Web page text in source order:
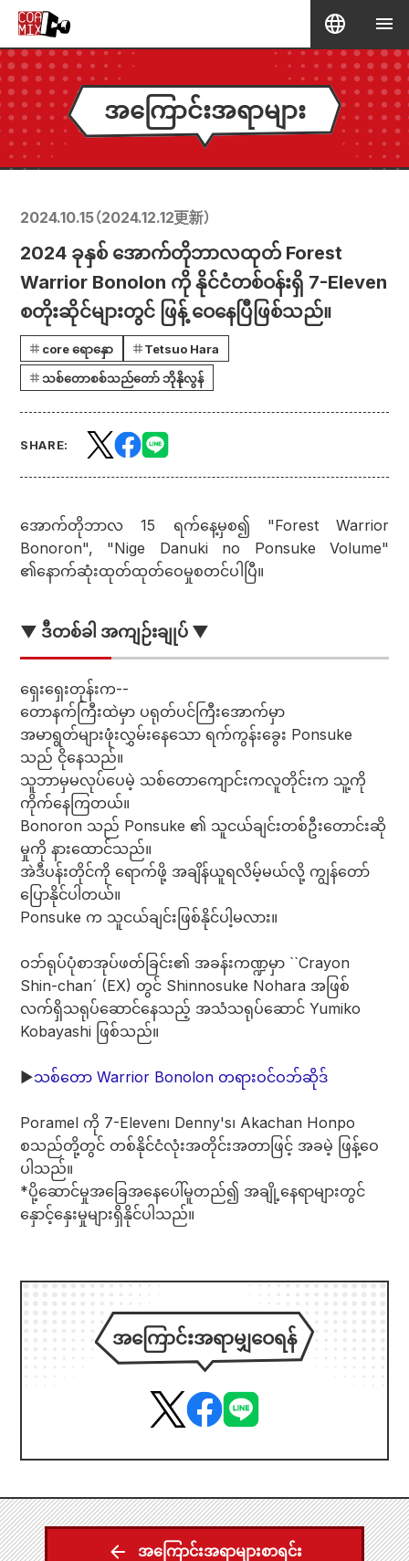
အကြောင်းအရာများ
2024.10.15（2024.12.12更新）
2024 ခုနှစ် အောက်တိုဘာလထုတ် Forest
Warrior Bonolon ကို နိုင်ငံတစ်ဝန်းရှိ 7-Eleven
စတိုးဆိုင်များတွင် ဖြန့် ဝေနေပြီဖြစ်သည်။
core ရောနှော
Tetsuo Hara
သစ်တောစစ်သည်တော် ဘိုနိုလွန်
SHARE:
အောက်တိုဘာလ 15 ရက်နေ့မှစ၍ "Forest Warrior
Bonoron", "Nige Danuki no Ponsuke Volume"
၏နောက်ဆုံးထုတ်ထုတ်ဝေမှုစတင်ပါပြီ။
▼ ဒီတစ်ခါ အကျဉ်းချုပ် ▼
ရှေးရှေးတုန်းက--
တောနက်ကြီးထဲမှာ ပရုတ်ပင်ကြီးအောက်မှာ
အမာရွတ်များဖုံးလွှမ်းနေသော ရက်ကွန်းခွေး Ponsuke
သည် ငိုနေသည်။
သူဘာမှမလုပ်ပေမဲ့ သစ်တောကျောင်းကလူတိုင်းက သူ့ကို
ကိုက်နေကြတယ်။
Bonoron သည် Ponsuke ၏ သူငယ်ချင်းတစ်ဦးတောင်းဆို
မှုကို နားထောင်သည်။
အဲဒီပန်းတိုင်ကို ရောက်ဖို့ အချိန်ယူရလိမ့်မယ်လို့ ကျွန်တော်
ပြောနိုင်ပါတယ်။
Ponsuke က သူငယ်ချင်းဖြစ်နိုင်ပါ့မလား။
ဝဘ်ရုပ်ပုံစာအုပ်ဖတ်ခြင်း၏ အခန်းကဏ္ဍမှာ ``Crayon
Shin-chan´ (EX) တွင် Shinnosuke Nohara အဖြစ်
လက်ရှိသရုပ်ဆောင်နေသည့် အသံသရုပ်ဆောင် Yumiko
Kobayashi ဖြစ်သည်။
▶︎သစ်တော Warrior Bonolon တရားဝင်ဝဘ်ဆိုဒ်
Poramel ကို 7-Eleven၊ Denny's၊ Akachan Honpo
စသည်တို့တွင် တစ်နိုင်ငံလုံးအတိုင်းအတာဖြင့် အခမဲ့ ဖြန့်ဝေ
ပါသည်။
*ပို့ဆောင်မှုအခြေအနေပေါ်မူတည်၍ အချို့နေရာများတွင်
နှောင့်နှေးမှုများရှိနိုင်ပါသည်။
အကြောင်းအရာမျှဝေရန်
အကြောင်းအရာများစာရင်း